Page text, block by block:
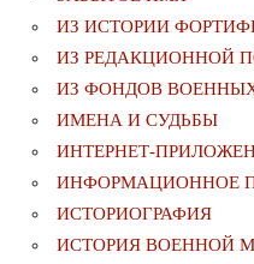
ИЗ ИСТОРИИ
ИЗ РЕДАКЦИОННОЙ
ИЗ ФОНДОВ
ИМЕНА И СУДЬБЫ
ИНТЕРНЕТ-
ИНФОРМАЦИОННОЕ
ИСТОРИОГРАФИЯ
ИСТОРИЯ ВОЕННОЙ